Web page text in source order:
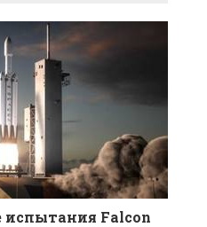
Falcon